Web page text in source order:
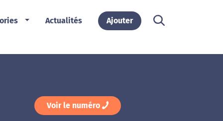
Actualités Ajouter
Voir le numéro